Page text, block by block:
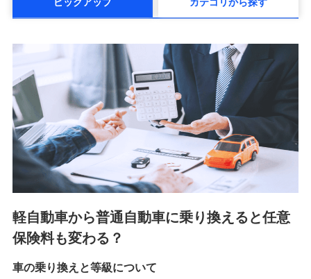
メットライフ生命株式会社(https://www.metlife.co.jp/)
■少額短期保険
株式会社アシロ少額短期保険 (https://kailash.co.jp/)
SBIいきいき少額短期保険会社 (https://www.i-
sedai.com/)
SBIペット少額短期保険株式会社 (https://www.sbipet-
ssi.co.jp/)
SBIリスタ少額短期保険会社
(https://www.jishin.co.jp/)
スマートプラス少額短期保険株式会社
チューリッヒ少額短期保険株式会社
(https://www.zurichssi.co.jp/)
(https://www.tokiomarine-x.co.jp/)
軽自動車から普通自動車に乗り換えると任意
保険料も変わる？
車の乗り換えと等級について